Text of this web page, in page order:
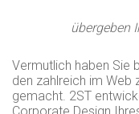
übergeben
Vermutlich haben Sie
den zahlreich im Web
gemacht. 2ST